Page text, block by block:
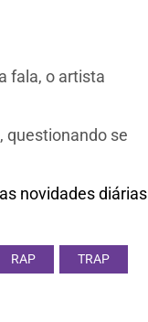
fala, o artista
questionando se
novidades diárias
RAP TRAP